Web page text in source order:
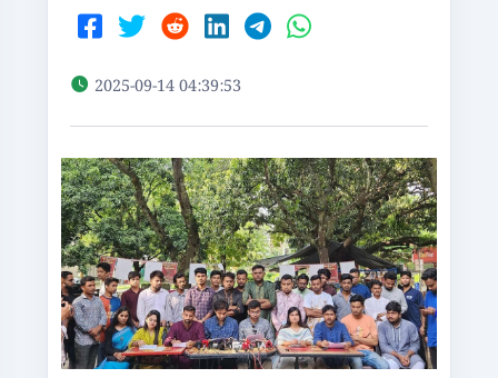
2025-09-14 04:39:53